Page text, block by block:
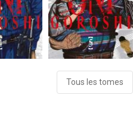
Tous les tomes